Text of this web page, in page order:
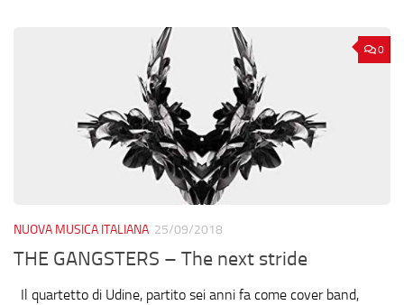
0
NUOVA MUSICA ITALIANA 25/09/2018
THE GANGSTERS – The next stride
Il quartetto di Udine, partito sei anni fa come cover band,